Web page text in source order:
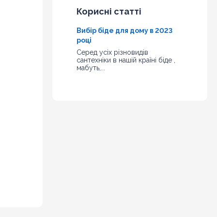
Корисні статті
Вибір біде для дому в 2023
році
Серед усіх різновидів
сантехніки в нашій країні біде ,
мабуть,...